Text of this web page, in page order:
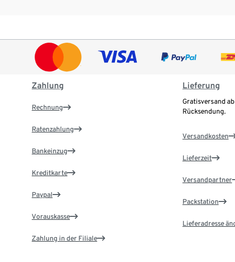
Zahlung
Rechnung
Ratenzahlung
Bankeinzug
Kreditkarte
Paypal
Vorauskasse
Zahlung in der Filiale
Lieferung
Gratisversand
Rücksendung.
Versandkosten
Lieferzeit
Versandpartner
Packstation
Lieferadresse